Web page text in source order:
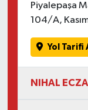
Piyalepaşa
104/A,
Yol Tarifi
NIHAL